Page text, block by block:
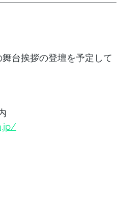
台挨拶の登壇を予定して